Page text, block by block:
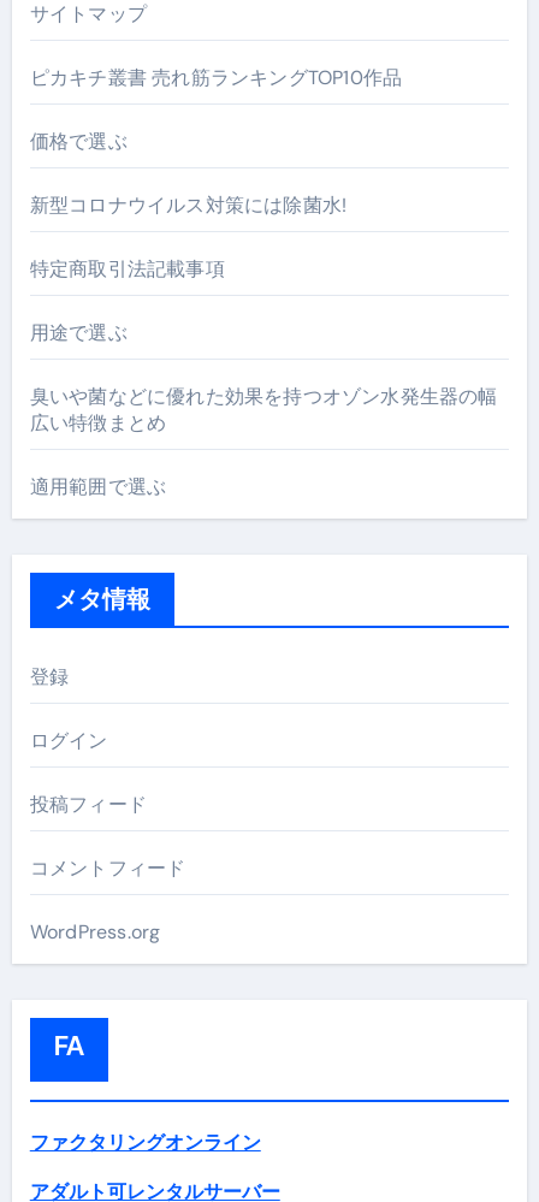
サイトマップ
ピカキチ叢書 売れ筋ランキングTOP10作品
価格で選ぶ
新型コロナウイルス対策には除菌水!
特定商取引法記載事項
用途で選ぶ
臭いや菌などに優れた効果を持つオゾン水発生器の幅
広い特徴まとめ
適用範囲で選ぶ
メタ情報
登録
ログイン
投稿フィード
コメントフィード
WordPress.org
FA
ファクタリングオンライン
アダルト可レンタルサーバー